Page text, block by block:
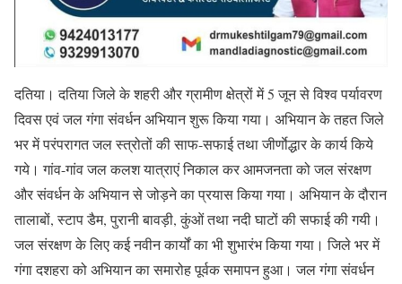
दतिया। दतिया जिले के शहरी और ग्रामीण क्षेत्रों में 5 जून से विश्व पर्यावरण
दिवस एवं जल गंगा संवर्धन अभियान शुरू किया गया। अभियान के तहत जिले
भर में परंपरागत जल स्त्रोतों की साफ-सफाई तथा जीर्णाेद्धार के कार्य किये
गये। गांव-गांव जल कलश यात्राएं निकाल कर आमजनता को जल संरक्षण
और संवर्धन के अभियान से जोड़ने का प्रयास किया गया। अभियान के दौरान
तालाबों, स्टाप डैम, पुरानी बावड़ी, कुंओं तथा नदी घाटों की सफाई की गयी।
जल संरक्षण के लिए कई नवीन कार्यों का भी शुभारंभ किया गया। जिले भर में
गंगा दशहरा को अभियान का समारोह पूर्वक समापन हुआ। जल गंगा संवर्धन